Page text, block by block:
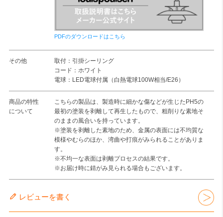
PDFのダウンロードはこちら
その他
取付：引掛シーリング
コード：ホワイト
電球：LED電球付属（白熱電球100W相当/E26）
商品の特性
について
こちらの製品は、製造時に細かな傷などが生じたPH5の
最初の塗装を剥離して再生したもので、粗削りな素地そ
のままの風合いを持っています。
※塗装を剥離した素地のため、金属の表面には不均質な
模様やむらのほか、湾曲や打痕がみられることがありま
す。
※不均一な表面は剥離プロセスの結果です。
※お届け時に錆がみ見られる場合もございます。
レビューを書く